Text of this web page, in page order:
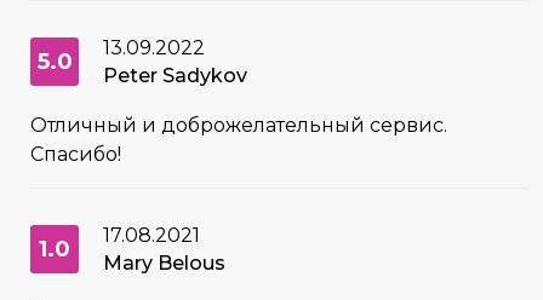
5.0
13.09.2022
Peter Sadykov
Отличный и доброжелательный сервис.
Спасибо!
1.0
17.08.2021
Mary Belous